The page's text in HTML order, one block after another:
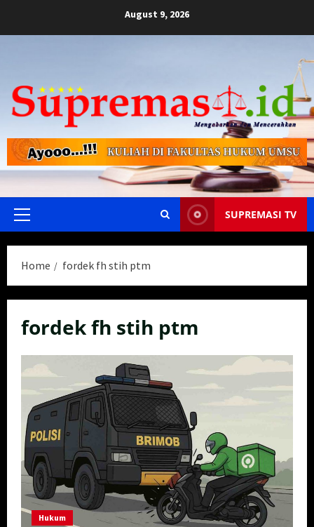
August 9, 2026
Primary
SUPREMASI TV
Home fordek fh stih ptm
fordek fh stih ptm
Hukum